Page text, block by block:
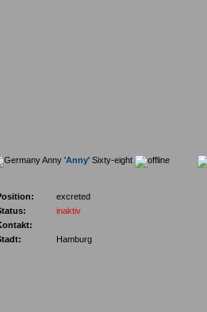
Anny 'Anny' Sixty-eight
excreted
inaktiv
Hamburg